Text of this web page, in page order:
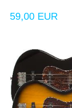
59,00 EUR